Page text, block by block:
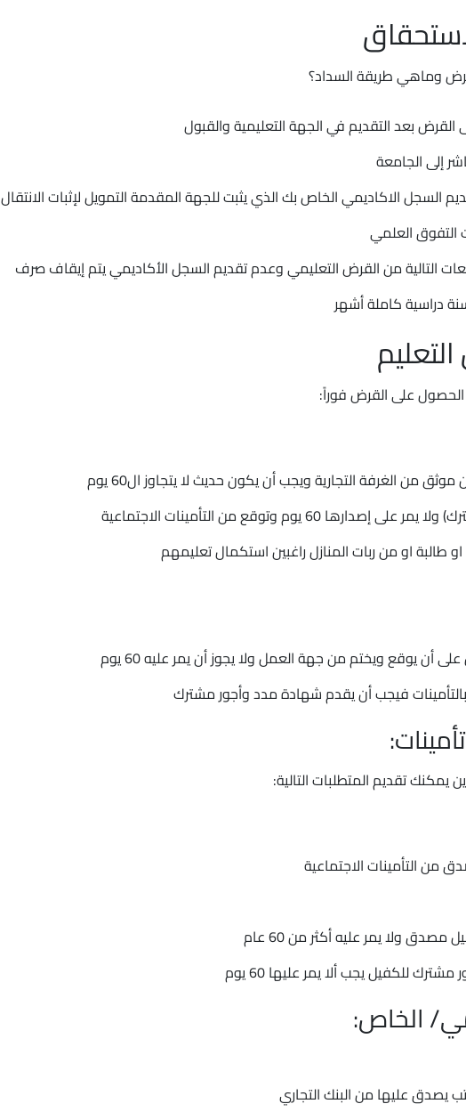
وماهي طريقة السداد؟
بعد التقديم في الجهة التعليمية والقبول
إلى الجامعة
السجل الاكاديمي الخاص بك الذي يثبت للجهة المقدمة التمويل لإثبات الانتقال
التفوق العلمي
التالية من القرض التعليمي وعدم تقديم السجل الأكاديمي يتم إيقاف صرف
دراسية كاملة أشهر
على القرض فوراً:
من الغرفة التجارية ويجب أن يكون حديث لا يتجاوز ال60 يوم
60 يوم وتوقع من التأمينات الاجتماعية
طالبة او من ربات المنازل راغبين استكمال تعليمهم
أن يوقع ويختم من جهة العمل ولا يجوز أن يمر عليه 60 يوم
فيجب أن يقدم شهادة مدد وأجور مشترك
يمكنك تقديم المتطلبات التالية:
من التأمينات الاجتماعية
ولا يمر عليه أكثر من 60 عام
للكفيل يجب ألا يمر عليها 60 يوم
الخاص: